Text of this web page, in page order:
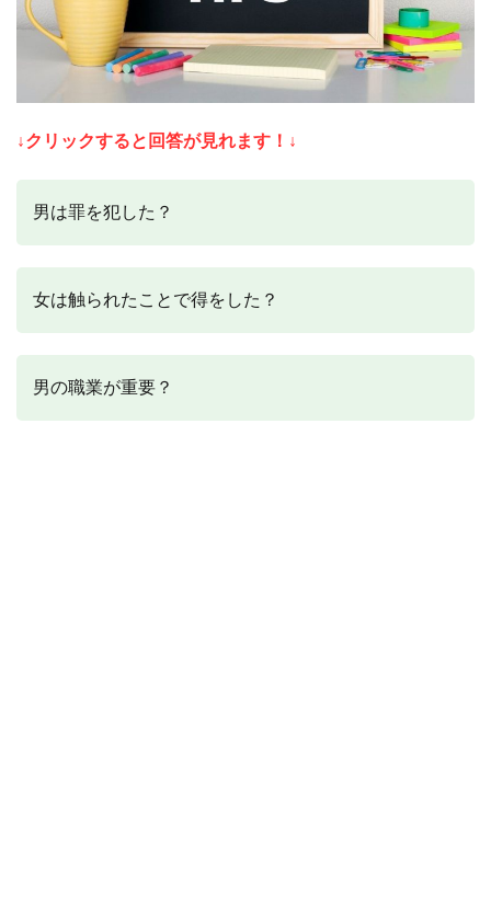
↓クリックすると回答が見れます！↓
男は罪を犯した？
女は触られたことで得をした？
男の職業が重要？